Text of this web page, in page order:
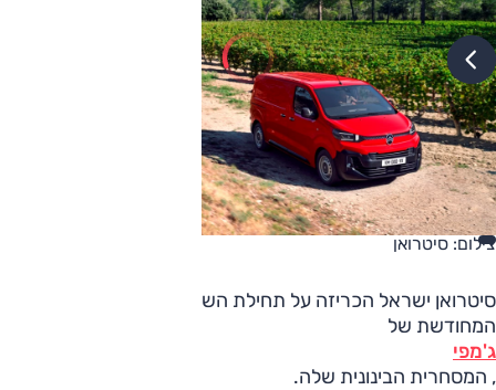
צילום: סיטרואן
סיטרואן ישראל הכריזה על תחילת השיווק של המהדורה
המחודשת של
ג'מפי
, המסחרית הבינונית שלה.